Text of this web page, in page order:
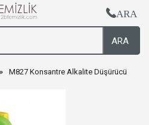
ARA
ARA
M827 Konsantre Alkalite Düşürücü